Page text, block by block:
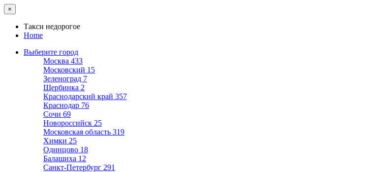
×
Такси недорогое
Home
Выберите город
Москва 433
Московский 15
Зеленоград 7
Щербинка 2
Краснодарский край 357
Краснодар 76
Сочи 69
Новороссийск 25
Московская область 319
Химки 25
Одинцово 18
Балашиха 12
Санкт-Петербург 291